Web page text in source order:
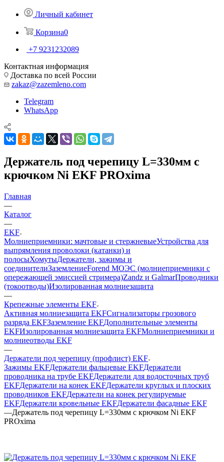
Личный кабинет
Корзина0
+7 9231232089
Контактная информация
Доставка по всей России
zakaz@zazemleno.com
Telegram
WhatsApp
Держатель под черепицу L=330мм с
крючком Ni EKF PROxima
Главная
—
Каталог
—
EKF
Молниеприемники: мачтовые и стержневыеУстройства для
выпрямления проволоки (катанки) и
полосыХомутыДержатели, зажимы и
соединителиЗаземлениеForend МОЭС (молниеприемники с
опережающей эмиссией стримера)Zandz и GalmarПроводники
(токоотводы)Изолированная молниезащита
—
Крепежные элементы EKF
Активная молниезащита EKFСигнализаторы грозового
разряда EKFЗаземление EKFДополнительные элементы
EKFИзолированная молниезащита EKFМолниеприемники и
молниеотводы EKF
—
Держатели под черепицу (профлист) EKF
Зажимы EKFДержатели фальцевые EKFДержатели
проводника на трубе EKFДержатели для водосточных труб
EKFДержатели на конек EKFДержатели круглых и плоских
проводников EKFДержатели на конек регулируемые
EKFДержатели кровельные EKFДержатели фасадные EKF
—Держатель под черепицу L=330мм с крючком Ni EKF
PROxima